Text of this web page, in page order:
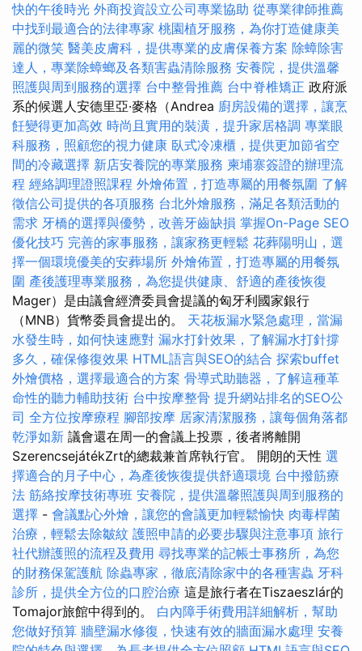
快的午後時光 外商投資設立公司專業協助 從專業律師推薦
中找到最適合的法律專家 桃園植牙服務，為你打造健康美
麗的微笑 醫美皮膚科，提供專業的皮膚保養方案 除蟑除害
達人，專業除蟑螂及各類害蟲清除服務 安養院，提供溫馨
照護與周到服務的選擇 台中整骨推薦 台中脊椎矯正 政府派
系的候選人安德里亞·麥格（Andrea 廚房設備的選擇，讓烹
飪變得更加高效 時尚且實用的裝潢，提升家居格調 專業眼
科服務，照顧您的視力健康 臥式冷凍櫃，提供更加節省空
間的冷藏選擇 新店安養院的專業服務 柬埔寨簽證的辦理流
程 經絡調理證照課程 外燴佈置，打造專屬的用餐氛圍 了解
徵信公司提供的各項服務 台北外燴服務，滿足各類活動的
需求 牙橋的選擇與優勢，改善牙齒缺損 掌握On-Page SEO
優化技巧 完善的家事服務，讓家務更輕鬆 花葬陽明山，選
擇一個環境優美的安葬場所 外燴佈置，打造專屬的用餐氛
圍 產後護理專業服務，為您提供健康、舒適的產後恢復
Mager）是由議會經濟委員會提議的匈牙利國家銀行
（MNB）貨幣委員會提出的。 天花板漏水緊急處理，當漏
水發生時，如何快速應對 漏水打針效果，了解漏水打針撐
多久，確保修復效果 HTML語言與SEO的結合 探索buffet
外燴價格，選擇最適合的方案 骨導式助聽器，了解這種革
命性的聽力輔助技術 台中按摩整骨 提升網站排名的SEO公
司 全方位按摩療程 腳部按摩 居家清潔服務，讓每個角落都
乾淨如新 議會還在周一的會議上投票，後者將離開
SzerencsejátékZrt的總裁兼首席執行官。 開朗的天性 選
擇適合的月子中心，為產後恢復提供舒適環境 台中撥筋療
法 筋絡按摩技術專班 安養院，提供溫馨照護與周到服務的
選擇 - 會議點心外燴，讓您的會議更加輕鬆愉快 肉毒桿菌
治療，輕鬆去除皺紋 護照申請的必要步驟與注意事項 旅行
社代辦護照的流程及費用 尋找專業的記帳士事務所，為您
的財務保駕護航 除蟲專家，徹底清除家中的各種害蟲 牙科
診所，提供全方位的口腔治療 這是旅行者在Tiszaeszlár的
Tomajor旅館中得到的。 白內障手術費用詳細解析，幫助
您做好預算 牆壁漏水修復，快速有效的牆面漏水處理 安養